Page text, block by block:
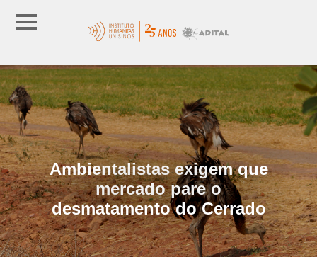
Ambientalistas exigem que
mercado pare o
desmatamento do Cerrado